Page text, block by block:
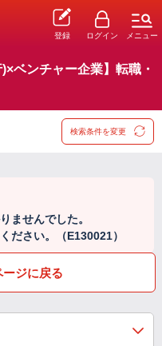
登録 ログイン メニュー
ベンチャー企業】転職・
検索条件を変更
ませんでした。
ださい。（E130021）
ジに戻る